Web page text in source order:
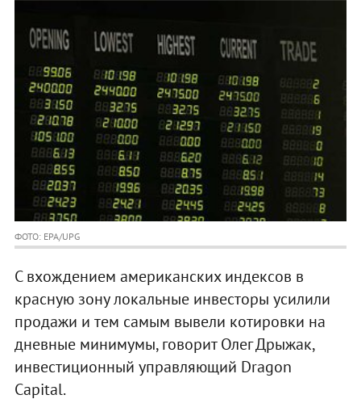
ФОТО: EPA/UPG
С вхождением американских индексов в
красную зону локальные инвесторы усилили
продажи и тем самым вывели котировки на
дневные минимумы, говорит Олег Дрыжак,
инвестиционный управляющий Dragon
Capital.